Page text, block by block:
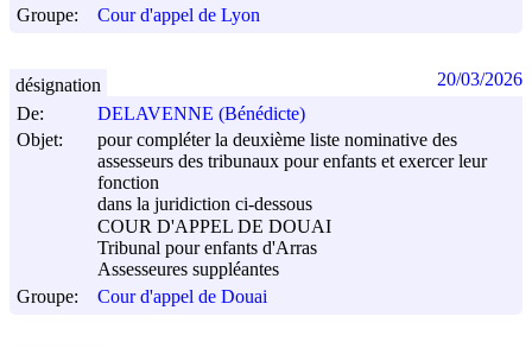
Groupe:
Cour d'appel de Lyon
De:
DELAVENNE (Bénédicte)
Objet:
pour compléter la deuxième liste nominative des
assesseurs des tribunaux pour enfants et exercer leur
fonction
dans la juridiction ci-dessous
COUR D'APPEL DE DOUAI
Tribunal pour enfants d'Arras
Assesseures suppléantes
Groupe:
Cour d'appel de Douai
désignation 20/03/2026